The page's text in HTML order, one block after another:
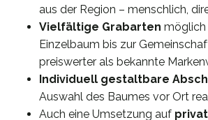
aus der Region – menschlich,
Vielfältige Grabarten möglich
Einzelbaum bis zur
preiswerter als bekannte
Individuell gestaltbare
Auswahl des Baumes vor Ort
Auch eine Umsetzung auf